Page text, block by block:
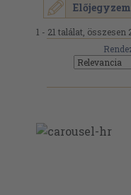
Előjegyzem
1 - 21 találat, összesen